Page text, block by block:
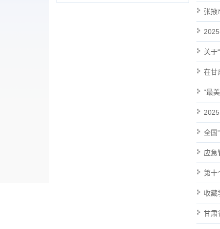
张掖
关于
在甘
“最
全国
应急
第十
收藏
甘肃